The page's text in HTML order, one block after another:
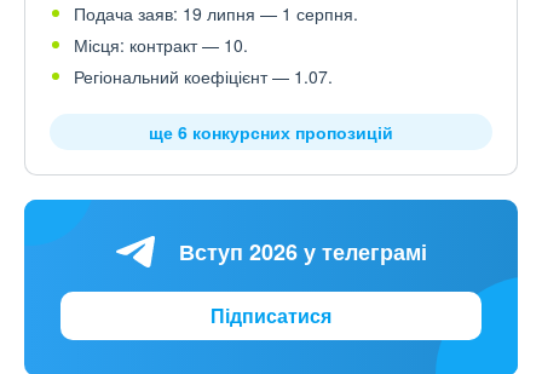
Подача заяв: 19 липня — 1 серпня.
Місця: контракт — 10.
Регіональний коефіцієнт — 1.07.
ще 6 конкурсних пропозицій
Вступ 2026 у телеграмі
Підписатися